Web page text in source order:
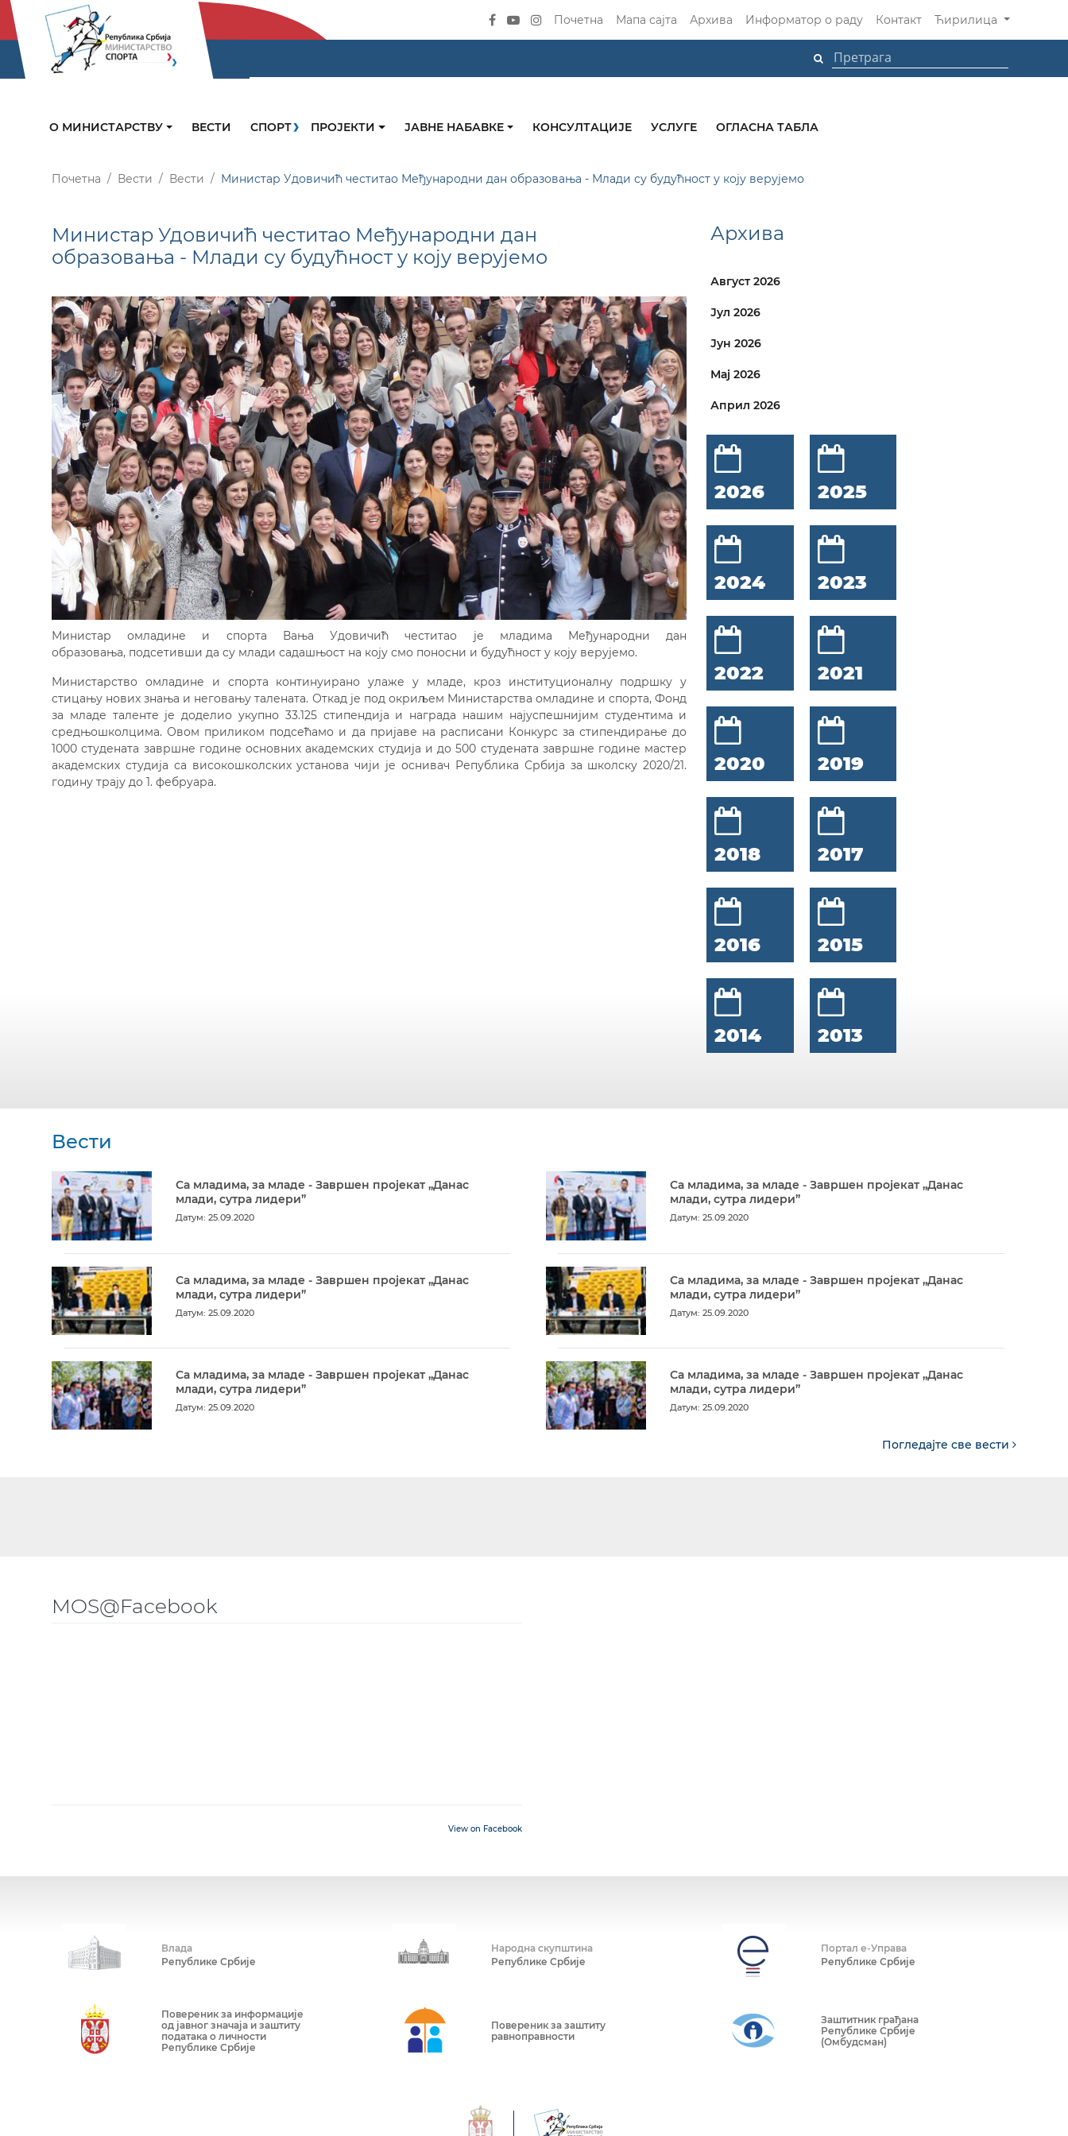
Почетна Мапа сајта Архива Информатор о раду Контакт Ћирилица
О МИНИСТАРСТВУ ВЕСТИ СПОРТ ПРОЈЕКТИ ЈАВНЕ НАБАВКЕ КОНСУЛТАЦИЈЕ УСЛУГЕ ОГЛАСНА ТАБЛА
Почетна Вести Вести Министар Удовичић честитао Међународни дан образовања - Млади су будућност у коју верујемо
Министар Удовичић честитао Међународни дан
образовања - Млади су будућност у коју верујемо
Министар омладине и спорта Вања Удовичић честитао је младима Међународни дан
образовања, подсетивши да су млади садашњост на коју смо поносни и будућност у коју верујемо.
Министарство омладине и спорта континуирано улаже у младе, кроз институционалну подршку у
стицању нових знања и неговању талената. Откад је под окриљем Министарства омладине и спорта, Фонд
за младе таленте је доделио укупно 33.125 стипендија и награда нашим најуспешнијим студентима и
средњошколцима. Овом приликом подсећамо и да пријаве на расписани Конкурс за стипендирање до
1000 студената завршне године основних академских студија и до 500 студената завршне године мастер
академских студија са високошколских установа чији је оснивач Република Србија за школску 2020/21.
годину трају до 1. фебруара.
Архива
Август 2026
Јул 2026
Јун 2026
Мај 2026
Април 2026
2026 2025
2024 2023
2022 2021
2020 2019
2018 2017
2016 2015
2014 2013
Вести
Са младима, за младе - Завршен пројекат „Данас
млади, сутра лидери”
Датум: 25.09.2020
Са младима, за младе - Завршен пројекат „Данас
млади, сутра лидери”
Датум: 25.09.2020
Са младима, за младе - Завршен пројекат „Данас
млади, сутра лидери”
Датум: 25.09.2020
Са младима, за младе - Завршен пројекат „Данас
млади, сутра лидери”
Датум: 25.09.2020
Са младима, за младе - Завршен пројекат „Данас
млади, сутра лидери”
Датум: 25.09.2020
Са младима, за младе - Завршен пројекат „Данас
млади, сутра лидери”
Датум: 25.09.2020
Погледајте све вести
MOS@Facebook
View on Facebook
Влада
Републике Србије
Народна скупштина
Републике Србије
Портал е-Управа
Републике Србије
Повереник за информације
од јавног значаја и заштиту
података о личности
Републике Србије
Повереник за заштиту
равноправности
Заштитник грађана
Републике Србије
(Омбудсман)